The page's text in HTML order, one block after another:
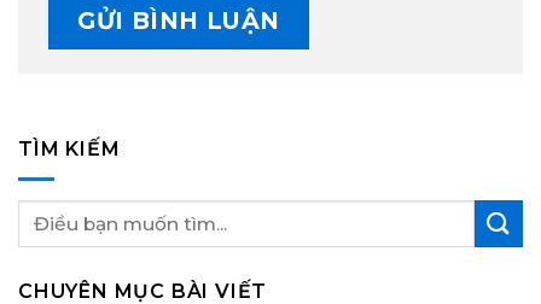
TÌM KIẾM
CHUYÊN MỤC BÀI VIẾT